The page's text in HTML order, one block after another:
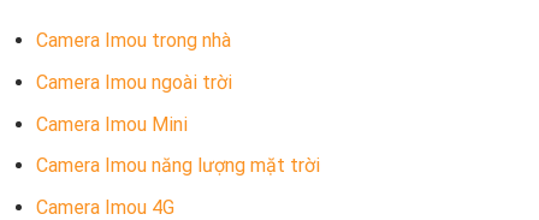
Camera Imou trong nhà
Camera Imou ngoài trời
Camera Imou Mini
Camera Imou năng lượng mặt trời
Camera Imou 4G